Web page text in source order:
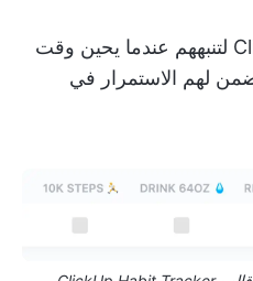
يمكن ضبط تذكيرات ClickUp لتنبههم عندما يحين وقت
لهم الاستمرار في